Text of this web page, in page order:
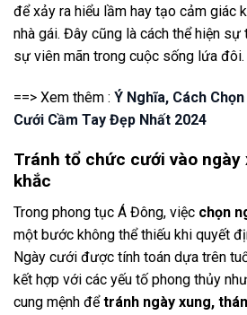
để xảy ra hiểu lầm hay tạo cảm giác
nhà gái. Đây cũng là cách thể hiện
sự viên mãn trong cuộc sống lứa đôi.
==> Xem thêm : Ý Nghĩa, Cách
Cưới Cầm Tay Đẹp Nhất 2024
Tránh tổ chức cưới vào ngày
khắc
Trong phong tục Á Đông, việc chọn
một bước không thể thiếu khi quyết
Ngày cưới được tính toán dựa trên
kết hợp với các yếu tố phong thủy
cung mệnh đểtránh ngày xung,